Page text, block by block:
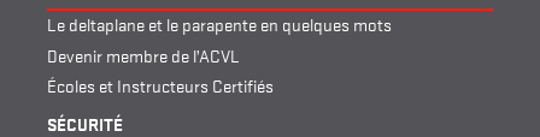
Le deltaplane et le parapente en quelques mots
Devenir membre de l’ACVL
Écoles et Instructeurs Certifiés
SÉCURITÉ